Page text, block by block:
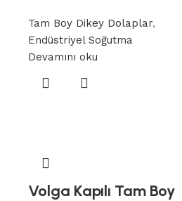
Tam Boy Dikey Dolaplar,
Endüstriyel Soğutma
Devamını oku
Volga Kapılı Tam Boy